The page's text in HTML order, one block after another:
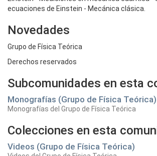
ecuaciones de Einstein - Mecánica clásica.
Novedades
Grupo de Física Teórica
Derechos reservados
Subcomunidades en esta
Monografías (Grupo de Física Teórica)
Monografías del Grupo de Física Teórica
Colecciones en esta
Videos (Grupo de Física Teórica)